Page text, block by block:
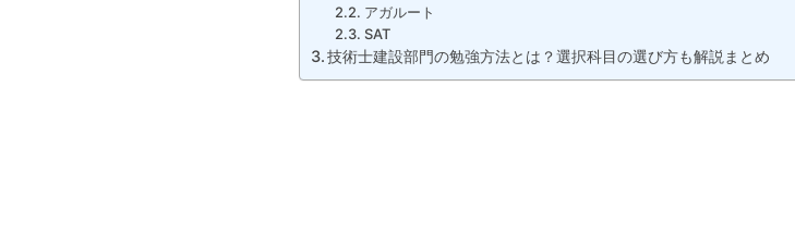
アガルート
SAT
技術士建設部門の勉強方法とは？選択科目の選び方も解説まとめ